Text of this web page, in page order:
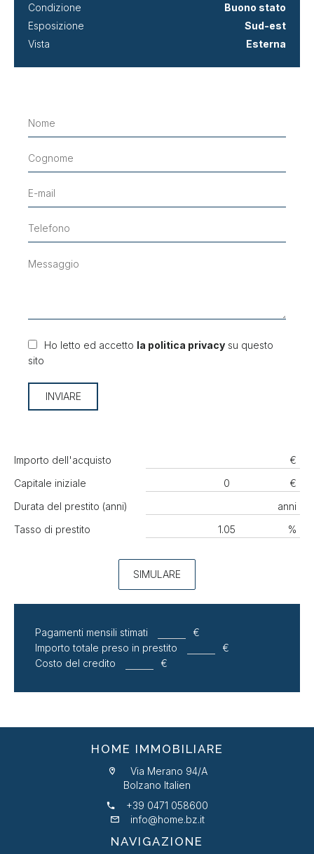
Condizione
Buono stato
Esposizione
Sud-est
Vista
Esterna
Ho letto ed accetto la politica privacy su questo
sito
INVIARE
Importo dell'acquisto
€
Capitale iniziale
€
Durata del prestito (anni)
anni
Tasso di prestito
%
SIMULARE
Pagamenti mensili stimati
€
Importo totale preso in prestito
€
Costo del credito
€
HOME IMMOBILIARE
Via Merano 94/A
Bolzano Italien
+39 0471 058600
info@home.bz.it
NAVIGAZIONE